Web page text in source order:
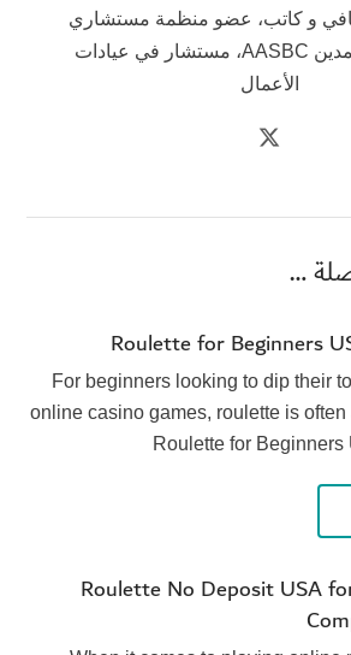
و كاتب، عضو منظمة مستشاري
المشاريع المعتمدين AASBC، مستشار في عيادات
الأعمال
…
Roulette for Beginners
For beginners looking to dip their
online casino games, roulette is
Roulette for
Roulette No Deposit USA